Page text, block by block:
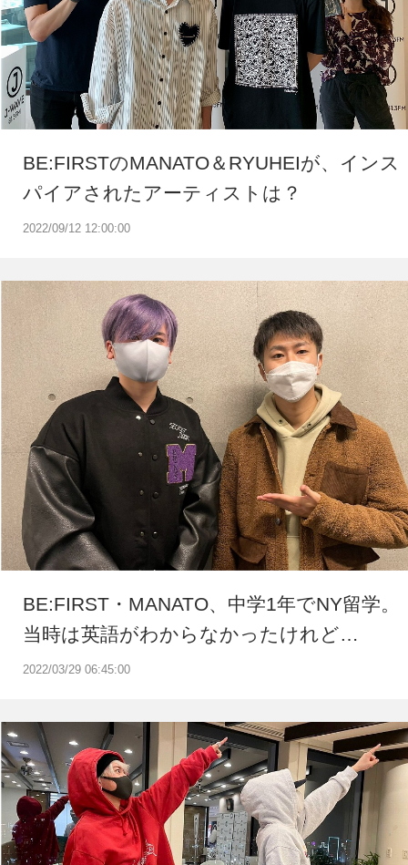
2022/09/12 12:00:00
BE:FIRSTのMANATO＆RYUHEIが、インス
パイアされたアーティストは？
2022/03/29 06:45:00
BE:FIRST・MANATO、中学1年でNY留学。
当時は英語がわからなかったけれど…